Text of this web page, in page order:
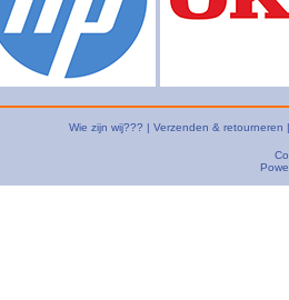
Wie zijn wij??? | Verzenden & retourneren